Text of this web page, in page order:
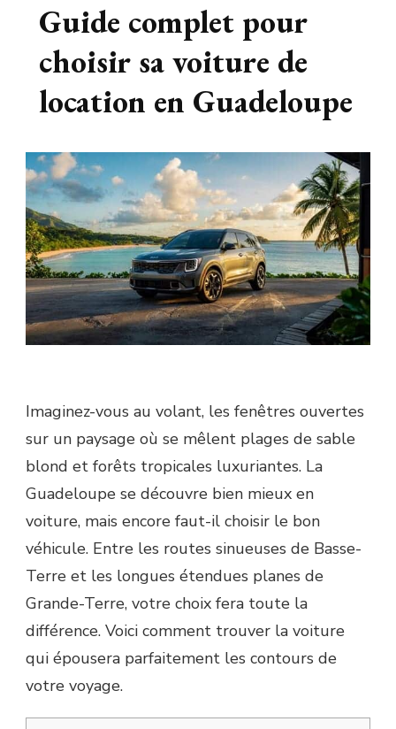
Guide complet pour
choisir sa voiture de
location en Guadeloupe
Imaginez-vous au volant, les fenêtres ouvertes
sur un paysage où se mêlent plages de sable
blond et forêts tropicales luxuriantes. La
Guadeloupe se découvre bien mieux en
voiture, mais encore faut-il choisir le bon
véhicule. Entre les routes sinueuses de Basse-
Terre et les longues étendues planes de
Grande-Terre, votre choix fera toute la
différence. Voici comment trouver la voiture
qui épousera parfaitement les contours de
votre voyage.